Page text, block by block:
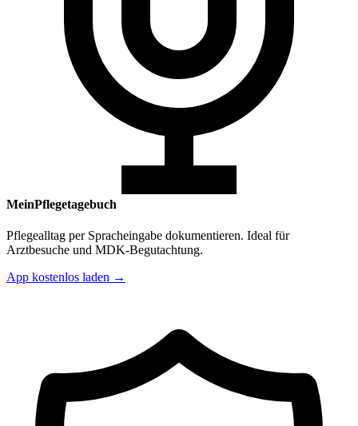
MeinPflegetagebuch
Pflegealltag per Spracheingabe dokumentieren. Ideal für
Arztbesuche und MDK-Begutachtung.
App kostenlos laden →